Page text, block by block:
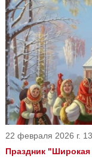
22 февраля 2026 г.
Праздник